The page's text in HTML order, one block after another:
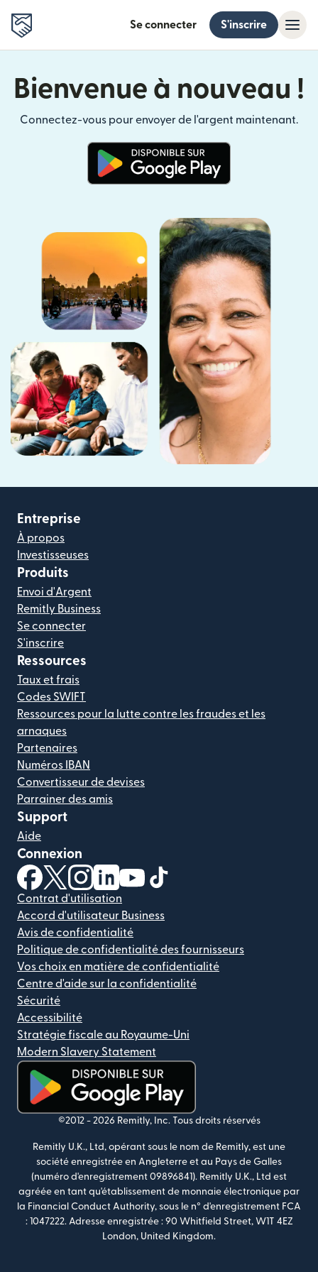
Se connecter S'inscrire
Bienvenue à nouveau !
Connectez-vous pour envoyer de l'argent maintenant.
Entreprise
À propos
Investisseuses
Produits
Envoi d'Argent
Remitly Business
Se connecter
S'inscrire
Ressources
Taux et frais
Codes SWIFT
Ressources pour la lutte contre les fraudes et les
arnaques
Partenaires
Numéros IBAN
Convertisseur de devises
Parrainer des amis
Support
Aide
Connexion
(s'ouvre dans une nouvelle fenêtre)
(s'ouvre dans une nouvelle fenêtre)
(s'ouvre dans une nouvelle fenêtre)
(s'ouvre dans une nouvelle fenêtre)
(s'ouvre dans une nouvelle
Contrat d'utilisation
Accord d'utilisateur Business
Avis de confidentialité
Politique de confidentialité des fournisseurs
Vos choix en matière de confidentialité
Centre d'aide sur la confidentialité
Sécurité
Accessibilité
Stratégie fiscale au Royaume-Uni
Modern Slavery Statement
(s'ouvre dans une nouvelle fenêtre)
©2012 - 2026 Remitly, Inc. Tous droits réservés
Remitly U.K., Ltd, opérant sous le nom de Remitly, est une
société enregistrée en Angleterre et au Pays de Galles
(numéro d'enregistrement 09896841). Remitly U.K., Ltd est
agréée en tant qu'établissement de monnaie électronique par
la Financial Conduct Authority, sous le n° d'enregistrement FCA
: 1047222. Adresse enregistrée : 90 Whitfield Street, W1T 4EZ
London, United Kingdom.